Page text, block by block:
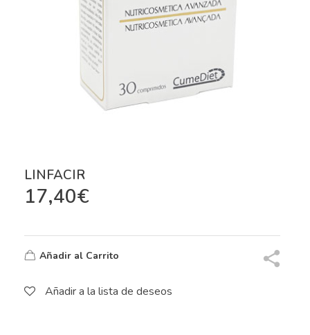
LINFACIR
17,40€
Añadir al Carrito
Añadir a la lista de deseos